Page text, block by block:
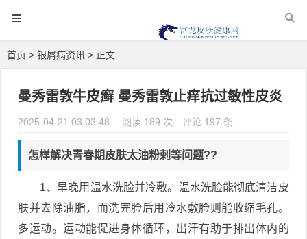
首页 > 银屑病资讯 > 正文
曼秀雷敦牛皮癣 曼秀雷敦止痒抗过敏性皮炎
2025-04-21 03:03:48 阅读 189 次 评论 197 条
怎样解决青春期皮肤太油粉刺等问题??
1、早晚用温水洗脸并冷敷。温水洗脸能彻底清洁皮
肤并去除油脂，而洗完脸后用冷水敷脸则能收缩毛孔。
多运动。运动能促进身体循环，出汗有助于排出体内的